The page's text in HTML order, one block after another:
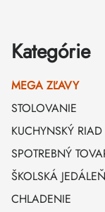
Kategórie
MEGA ZĽAVY
STOLOVANIE
KUCHYNSKÝ RIAD
SPOTREBNÝ
ŠKOLSKÁ JEDÁLEŇ
CHLADENIE